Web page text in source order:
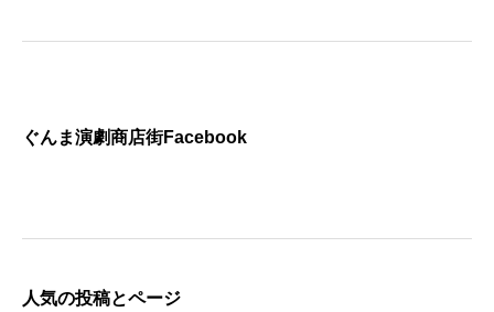
ぐんま演劇商店街Facebook
人気の投稿とページ